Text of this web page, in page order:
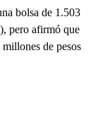
bolsa de 1.503
pero afirmó que
de pesos